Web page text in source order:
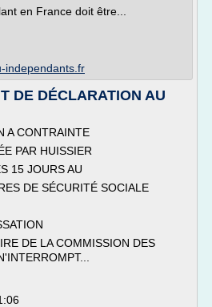
en France doit être...
independants.fr
DE DÉCLARATION AU
A CONTRAINTE
PAR HUISSIER
15 JOURS AU
DE SÉCURITÉ SOCIALE
DE LA COMMISSION DES